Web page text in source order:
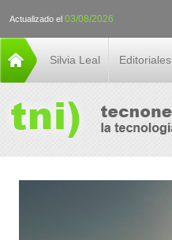
Actualizado el 03/08/2026
Silvia Leal Editoriales